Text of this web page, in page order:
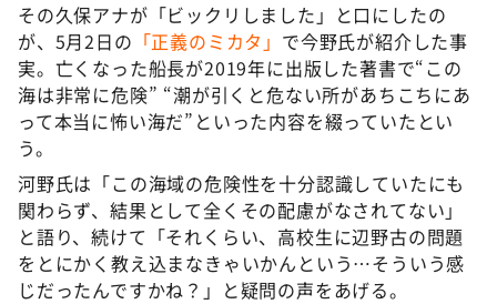
その久保アナが「ビックリしました」と口にしたの
が、5月2日の 「正義のミカタ」 で今野氏が紹介した事
実。亡くなった船長が2019年に出版した著書で“この
海は非常に危険” “潮が引くと危ない所があちこちにあ
って本当に怖い海だ”といった内容を綴っていたとい
う。
河野氏は「この海域の危険性を十分認識していたにも
関わらず、結果として全くその配慮がなされてない」
と語り、続けて「それくらい、高校生に辺野古の問題
をとにかく教え込まなきゃいかんという…そういう感
じだったんですかね？」と疑問の声をあげる。